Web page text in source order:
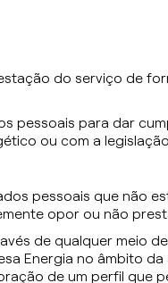
do serviço de
pessoais para dar
ou com a
pessoais que não
opor ou não
de qualquer meio
Energia no âmbito
de um perfil que